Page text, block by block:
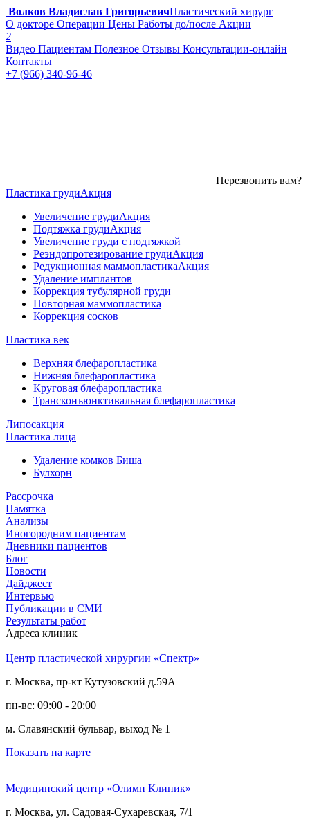
Волков Владислав ГригорьевичПластический хирург
О докторе Операции Цены Работы до/после Акции
2
Видео Пациентам Полезное Отзывы Консультации-онлайн
Контакты
+7 (966) 340-96-46
Перезвонить вам?
Пластика грудиАкция
Увеличение грудиАкция
Подтяжка грудиАкция
Увеличение груди с подтяжкой
Реэндопротезирование грудиАкция
Редукционная маммопластикаАкция
Удаление имплантов
Коррекция тубулярной груди
Повторная маммопластика
Коррекция сосков
Пластика век
Верхняя блефаропластика
Нижняя блефаропластика
Круговая блефаропластика
Трансконъюнктивальная блефаропластика
Липосакция
Пластика лица
Удаление комков Биша
Булхорн
Рассрочка
Памятка
Анализы
Иногородним пациентам
Дневники пациентов
Блог
Новости
Дайджест
Интервью
Публикации в СМИ
Результаты работ
Адреса клиник
Центр пластической хирургии «Спектр»
г. Москва, пр-кт Кутузовский д.59А
пн-вс: 09:00 - 20:00
м. Славянский бульвар, выход № 1
Показать на карте
Медицинский центр «Олимп Клиник»
г. Москва, ул. Садовая-Сухаревская, 7/1